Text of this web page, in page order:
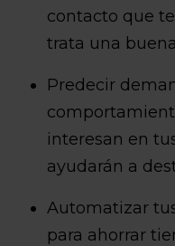
contacto que
trata una
Predecir
interesan en
ayudarán a
Automatizar
para ahorrar